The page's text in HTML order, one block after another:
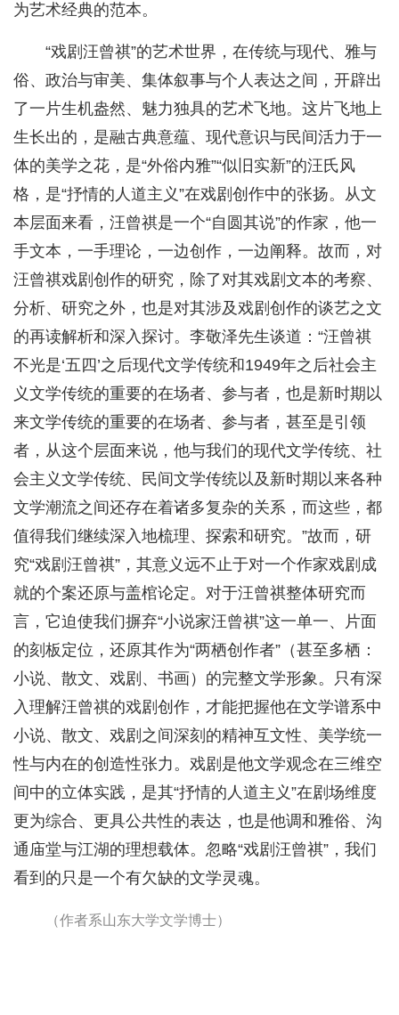
为艺术经典的范本。
“戏剧汪曾祺”的艺术世界，在传统与现代、雅与
俗、政治与审美、集体叙事与个人表达之间，开辟出
了一片生机盎然、魅力独具的艺术飞地。这片飞地上
生长出的，是融古典意蕴、现代意识与民间活力于一
体的美学之花，是“外俗内雅”“似旧实新”的汪氏风
格，是“抒情的人道主义”在戏剧创作中的张扬。从文
本层面来看，汪曾祺是一个“自圆其说”的作家，他一
手文本，一手理论，一边创作，一边阐释。故而，对
汪曾祺戏剧创作的研究，除了对其戏剧文本的考察、
分析、研究之外，也是对其涉及戏剧创作的谈艺之文
的再读解析和深入探讨。李敬泽先生谈道：“汪曾祺
不光是‘五四’之后现代文学传统和1949年之后社会主
义文学传统的重要的在场者、参与者，也是新时期以
来文学传统的重要的在场者、参与者，甚至是引领
者，从这个层面来说，他与我们的现代文学传统、社
会主义文学传统、民间文学传统以及新时期以来各种
文学潮流之间还存在着诸多复杂的关系，而这些，都
值得我们继续深入地梳理、探索和研究。”故而，研
究“戏剧汪曾祺”，其意义远不止于对一个作家戏剧成
就的个案还原与盖棺论定。对于汪曾祺整体研究而
言，它迫使我们摒弃“小说家汪曾祺”这一单一、片面
的刻板定位，还原其作为“两栖创作者”（甚至多栖：
小说、散文、戏剧、书画）的完整文学形象。只有深
入理解汪曾祺的戏剧创作，才能把握他在文学谱系中
小说、散文、戏剧之间深刻的精神互文性、美学统一
性与内在的创造性张力。戏剧是他文学观念在三维空
间中的立体实践，是其“抒情的人道主义”在剧场维度
更为综合、更具公共性的表达，也是他调和雅俗、沟
通庙堂与江湖的理想载体。忽略“戏剧汪曾祺”，我们
看到的只是一个有欠缺的文学灵魂。
（作者系山东大学文学博士）